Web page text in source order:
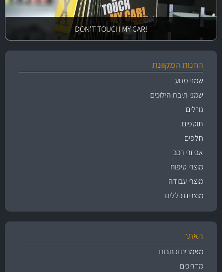
!DON'T TOUCH MY CAR
החנות המקוונת
שמני מנוע
שמני תיבת הילוכים
נוזלים
תוספים
חלפים
אביזרי רכב
מוצרי טיפוח
מוצרי עבודה
מוצרים כללים
האתר
מאמרים וכתבות
מדריכים